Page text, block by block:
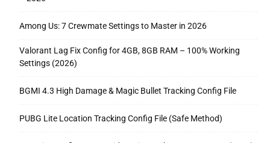
Among Us: 7 Crewmate Settings to Master in 2026
Valorant Lag Fix Config for 4GB, 8GB RAM – 100% Working
Settings (2026)
BGMI 4.3 High Damage & Magic Bullet Tracking Config File
PUBG Lite Location Tracking Config File (Safe Method)